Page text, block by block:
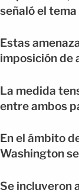
señaló el
Estas
imposición de
La medida
entre ambos
En el ámbito
Washington
Se incluyeron